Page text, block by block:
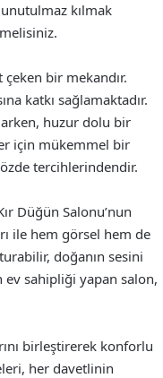
kılmak
bir mekandır.
katkı sağlamaktadır.
huzur dolu bir
için mükemmel bir
tercihlerindendir.
Düğün Salonu’nun
ile hem görsel hem de
doğanın sesini
sahipliği yapan salon,
birleştirerek konforlu
her davetlinin